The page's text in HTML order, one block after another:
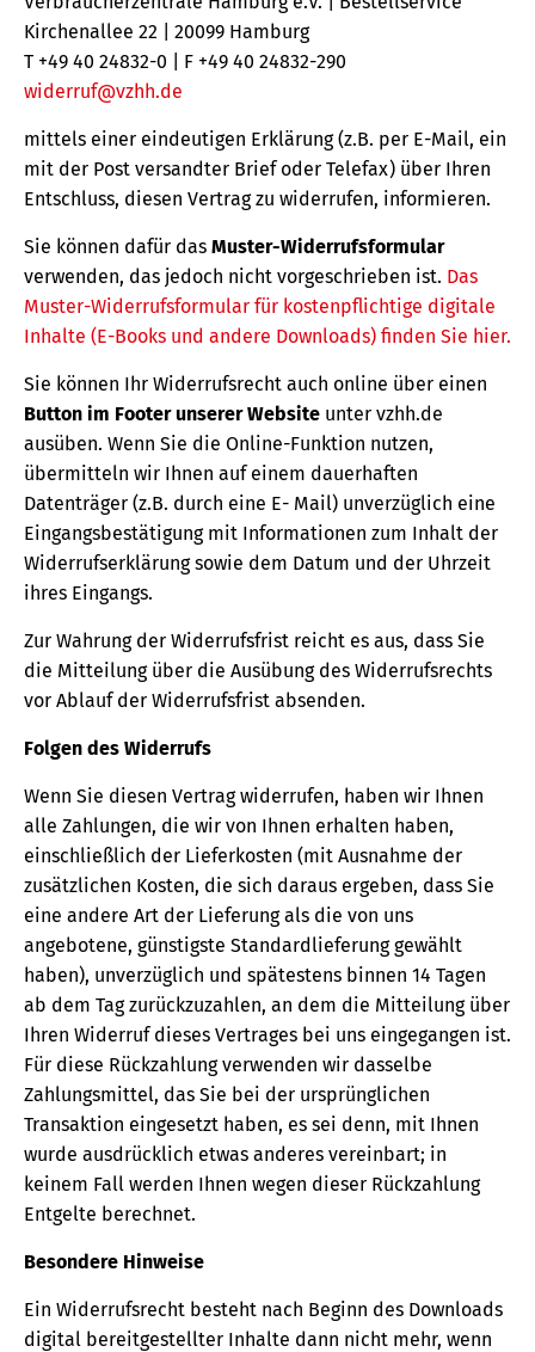
Kirchenallee 22 | 20099 Hamburg
T +49 40 24832-0 | F +49 40 24832-290
widerruf@vzhh.de
mittels einer eindeutigen Erklärung (z.B. per E-Mail, ein
mit der Post versandter Brief oder Telefax) über Ihren
Entschluss, diesen Vertrag zu widerrufen, informieren.
Sie können dafür das Muster-Widerrufsformular
verwenden, das jedoch nicht vorgeschrieben ist. Das
Muster-Widerrufsformular für kostenpflichtige digitale
Inhalte (E-Books und andere Downloads) finden Sie hier.
Sie können Ihr Widerrufsrecht auch online über einen
Button im Footer unserer Website unter vzhh.de
ausüben. Wenn Sie die Online-Funktion nutzen,
übermitteln wir Ihnen auf einem dauerhaften
Datenträger (z.B. durch eine E- Mail) unverzüglich eine
Eingangsbestätigung mit Informationen zum Inhalt der
Widerrufserklärung sowie dem Datum und der Uhrzeit
ihres Eingangs.
Zur Wahrung der Widerrufsfrist reicht es aus, dass Sie
die Mitteilung über die Ausübung des Widerrufsrechts
vor Ablauf der Widerrufsfrist absenden.
Folgen des Widerrufs
Wenn Sie diesen Vertrag widerrufen, haben wir Ihnen
alle Zahlungen, die wir von Ihnen erhalten haben,
einschließlich der Lieferkosten (mit Ausnahme der
zusätzlichen Kosten, die sich daraus ergeben, dass Sie
eine andere Art der Lieferung als die von uns
angebotene, günstigste Standardlieferung gewählt
haben), unverzüglich und spätestens binnen 14 Tagen
ab dem Tag zurückzuzahlen, an dem die Mitteilung über
Ihren Widerruf dieses Vertrages bei uns eingegangen ist.
Für diese Rückzahlung verwenden wir dasselbe
Zahlungsmittel, das Sie bei der ursprünglichen
Transaktion eingesetzt haben, es sei denn, mit Ihnen
wurde ausdrücklich etwas anderes vereinbart; in
keinem Fall werden Ihnen wegen dieser Rückzahlung
Entgelte berechnet.
Besondere Hinweise
Ein Widerrufsrecht besteht nach Beginn des Downloads
digital bereitgestellter Inhalte dann nicht mehr, wenn